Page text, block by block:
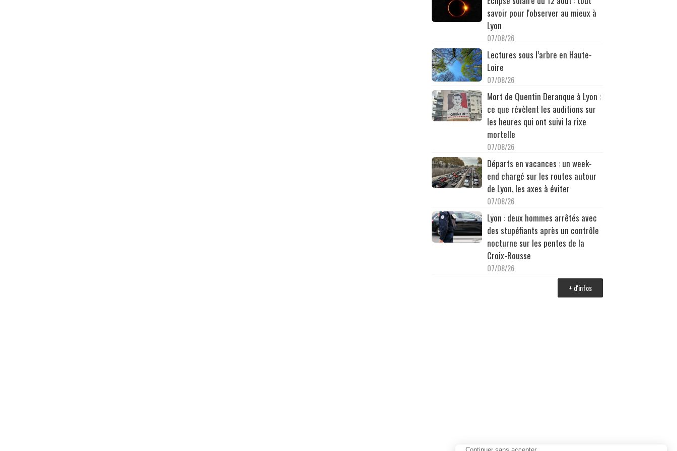
savoir pour l'observer au mieux à
Lyon
07/08/26
Lectures sous l’arbre en Haute-
Loire
07/08/26
Mort de Quentin Deranque à Lyon :
ce que révèlent les auditions sur
les heures qui ont suivi la rixe
mortelle
07/08/26
Départs en vacances : un week-
end chargé sur les routes autour
de Lyon, les axes à éviter
07/08/26
Lyon : deux hommes arrêtés avec
des stupéfiants après un contrôle
nocturne sur les pentes de la
Croix-Rousse
07/08/26
+ d'infos